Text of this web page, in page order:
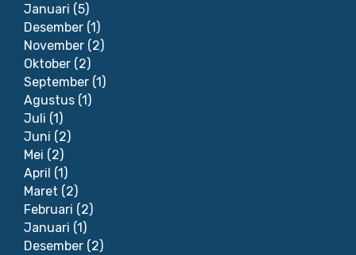
Januari (5)
Desember (1)
November (2)
Oktober (2)
September (1)
Agustus (1)
Juli (1)
Juni (2)
Mei (2)
April (1)
Maret (2)
Februari (2)
Januari (1)
Desember (2)